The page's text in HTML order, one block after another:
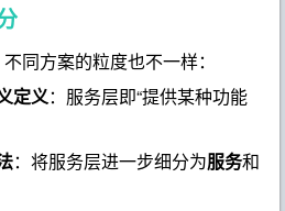
同方案的粒度也不一样：
定义：服务层即“提供某种功能
：将服务层进一步细分为服务和